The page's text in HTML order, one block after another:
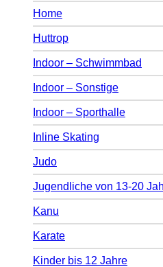
Home
Huttrop
Indoor – Schwimmbad
Indoor – Sonstige
Indoor – Sporthalle
Inline Skating
Judo
Jugendliche von 13-20
Kanu
Karate
Kinder bis 12 Jahre